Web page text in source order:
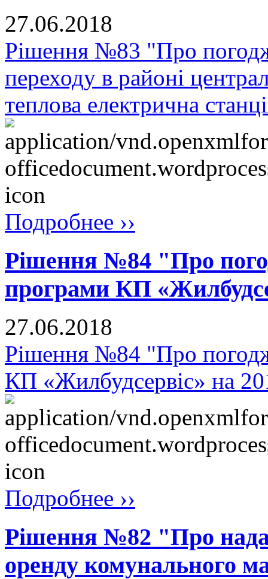
27.06.2018
Рішення №83 "Про
переходу в районі
теплова електрична
Подробнее ››
Рішення №84 "Про
програми КП
27.06.2018
Рішення №84 "Про
КП «Жилбудсервіс» на
Подробнее ››
Рішення №82 "Про
оренду комунального